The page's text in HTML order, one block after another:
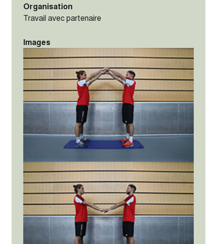
Organisation
Travail avec partenaire
Images